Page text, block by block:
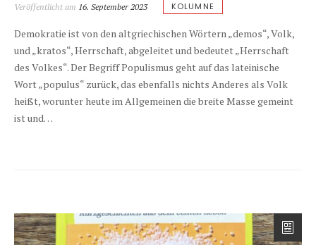
Veröffentlicht am 16. September 2023 KOLUMNE
Demokratie ist von den altgriechischen Wörtern „demos“, Volk,
und „kratos“, Herrschaft, abgeleitet und bedeutet „Herrschaft
des Volkes“. Der Begriff Populismus geht auf das lateinische
Wort „populus“ zurück, das ebenfalls nichts Anderes als Volk
heißt, worunter heute im Allgemeinen die breite Masse gemeint
ist und…